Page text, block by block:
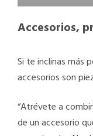
Accesorios,
Si te inclinas más
accesorios son
“Atrévete a
de un accesorio